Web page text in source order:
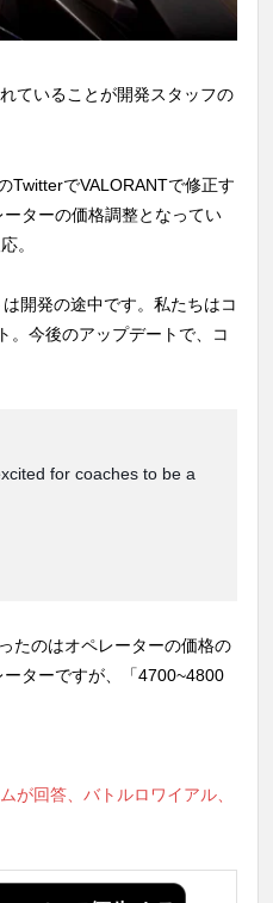
ていることが開発スタッフの
TwitterでVALORANTで修正す
ターの価格調整となってい
。
開発の途中です。私たちはコ
。今後のアップデートで、コ
for coaches to be a
たのはオペレーターの価格の
ターですが、「4700~4800
が回答、バトルロワイアル、